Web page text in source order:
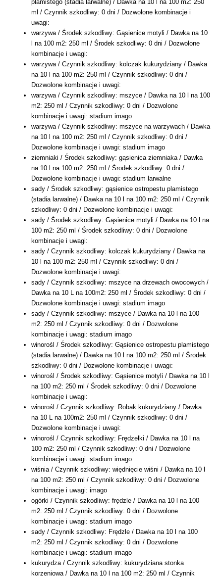
plamistego (stadia larwalne) / Dawka na 10 l na 100 m2: 250
ml / Czynnik szkodliwy: 0 dni / Dozwolone kombinacje i
uwagi:
warzywa / Środek szkodliwy: Gąsienice motyli / Dawka na 10
l na 100 m2: 250 ml / Środek szkodliwy: 0 dni / Dozwolone
kombinacje i uwagi:
warzywa / Czynnik szkodliwy: kolczak kukurydziany / Dawka
na 10 l na 100 m2: 250 ml / Czynnik szkodliwy: 0 dni /
Dozwolone kombinacje i uwagi:
warzywa / Czynnik szkodliwy: mszyce / Dawka na 10 l na 100
m2: 250 ml / Czynnik szkodliwy: 0 dni / Dozwolone
kombinacje i uwagi: stadium imago
warzywa / Czynnik szkodliwy: mszyce na warzywach / Dawka
na 10 l na 100 m2: 250 ml / Czynnik szkodliwy: 0 dni /
Dozwolone kombinacje i uwagi: stadium imago
ziemniaki / Środek szkodliwy: gąsienica ziemniaka / Dawka
na 10 l na 100 m2: 250 ml / Środek szkodliwy: 0 dni /
Dozwolone kombinacje i uwagi: stadium larwalne
sady / Środek szkodliwy: gąsienice ostropestu plamistego
(stadia larwalne) / Dawka na 10 l na 100 m2: 250 ml / Czynnik
szkodliwy: 0 dni / Dozwolone kombinacje i uwagi:
sady / Środek szkodliwy: Gąsienice motyli / Dawka na 10 l na
100 m2: 250 ml / Środek szkodliwy: 0 dni / Dozwolone
kombinacje i uwagi:
sady / Czynnik szkodliwy: kolczak kukurydziany / Dawka na
10 l na 100 m2: 250 ml / Czynnik szkodliwy: 0 dni /
Dozwolone kombinacje i uwagi:
sady / Czynnik szkodliwy: mszyce na drzewach owocowych /
Dawka na 10 L na 100m2: 250 ml / Środek szkodliwy: 0 dni /
Dozwolone kombinacje i uwagi: stadium imago
sady / Czynnik szkodliwy: mszyce / Dawka na 10 l na 100
m2: 250 ml / Czynnik szkodliwy: 0 dni / Dozwolone
kombinacje i uwagi: stadium imago
winorośl / Środek szkodliwy: Gąsienice ostropestu plamistego
(stadia larwalne) / Dawka na 10 l na 100 m2: 250 ml / Środek
szkodliwy: 0 dni / Dozwolone kombinacje i uwagi:
winorośl / Środek szkodliwy: Gąsienice motyli / Dawka na 10 l
na 100 m2: 250 ml / Środek szkodliwy: 0 dni / Dozwolone
kombinacje i uwagi:
winorośl / Czynnik szkodliwy: Robak kukurydziany / Dawka
na 10 L na 100m2: 250 ml / Czynnik szkodliwy: 0 dni /
Dozwolone kombinacje i uwagi:
winorośl / Czynnik szkodliwy: Frędzelki / Dawka na 10 l na
100 m2: 250 ml / Czynnik szkodliwy: 0 dni / Dozwolone
kombinacje i uwagi: stadium imago
wiśnia / Czynnik szkodliwy: więdnięcie wiśni / Dawka na 10 l
na 100 m2: 250 ml / Czynnik szkodliwy: 0 dni / Dozwolone
kombinacje i uwagi: imago
ogórki / Czynnik szkodliwy: frędzle / Dawka na 10 l na 100
m2: 250 ml / Czynnik szkodliwy: 0 dni / Dozwolone
kombinacje i uwagi: stadium imago
sady / Czynnik szkodliwy: Frędzle / Dawka na 10 l na 100
m2: 250 ml / Czynnik szkodliwy: 0 dni / Dozwolone
kombinacje i uwagi: stadium imago
kukurydza / Czynnik szkodliwy: kukurydziana stonka
korzeniowa / Dawka na 10 l na 100 m2: 250 ml / Czynnik